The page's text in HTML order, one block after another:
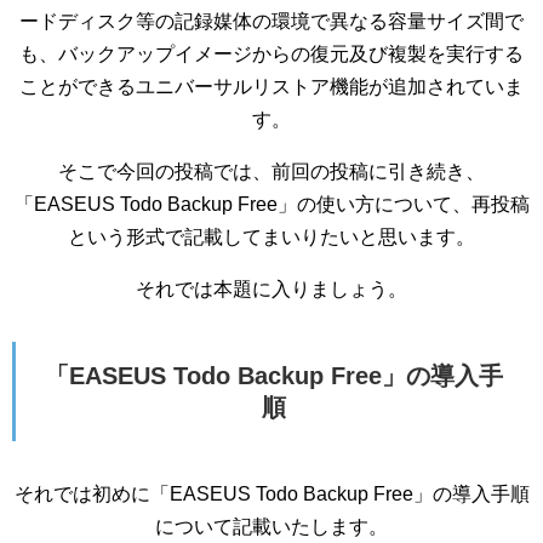
ードディスク等の記録媒体の環境で異なる容量サイズ間で
も、バックアップイメージからの復元及び複製を実行する
ことができるユニバーサルリストア機能が追加されていま
す。
そこで今回の投稿では、前回の投稿に引き続き、
「EASEUS Todo Backup Free」の使い方について、再投稿
という形式で記載してまいりたいと思います。
それでは本題に入りましょう。
「EASEUS Todo Backup Free」の導入手
順
それでは初めに「EASEUS Todo Backup Free」の導入手順
について記載いたします。